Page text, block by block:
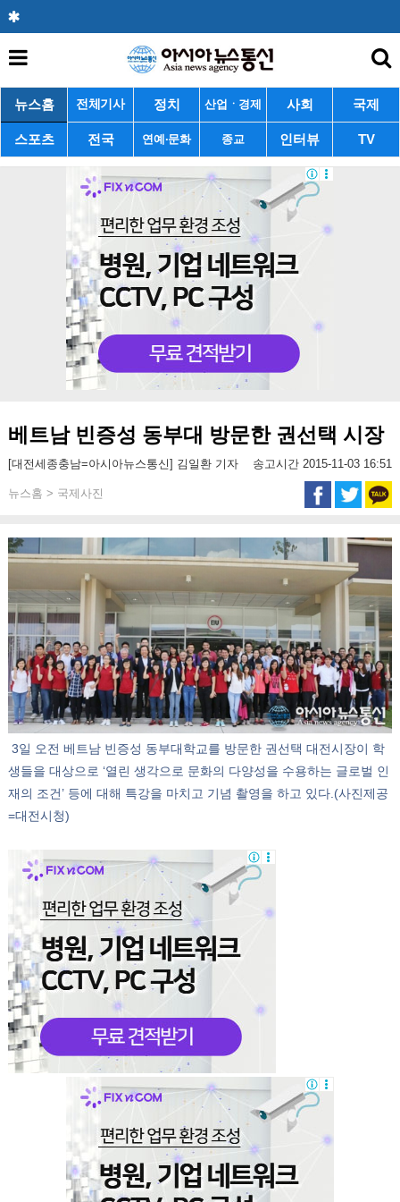
뉴스홈 전체기사 정치 산업ㆍ경제 사회 국제
스포츠 전국 연예·문화 종교 인터뷰 TV
베트남 빈증성 동부대 방문한 권선택 시장
[대전세종충남=아시아뉴스통신] 김일환 기자 송고시간 2015-11-03 16:51
뉴스홈 > 국제사진
3일 오전 베트남 빈증성 동부대학교를 방문한 권선택 대전시장이 학
생들을 대상으로 ‘열린 생각으로 문화의 다양성을 수용하는 글로벌 인
재의 조건’ 등에 대해 특강을 마치고 기념 촬영을 하고 있다.(사진제공
=대전시청)